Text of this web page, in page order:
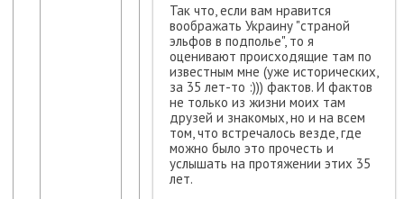
Так что, если вам нравится
воображать Украину "страной
эльфов в подполье", то я
оценивают происходящие там по
известным мне (уже исторических,
за 35 лет-то :))) фактов. И фактов
не только из жизни моих там
друзей и знакомых, но и на всем
том, что встречалось везде, где
можно было это прочесть и
услышать на протяжении этих 35
лет.